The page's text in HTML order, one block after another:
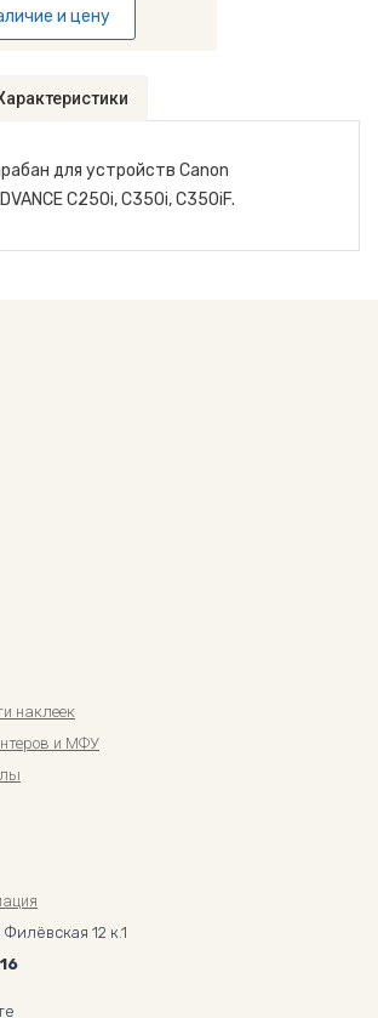
и цену
для устройств Canon
C250i, C350i, C350iF.
наклеек
и МФУ
12 к.1